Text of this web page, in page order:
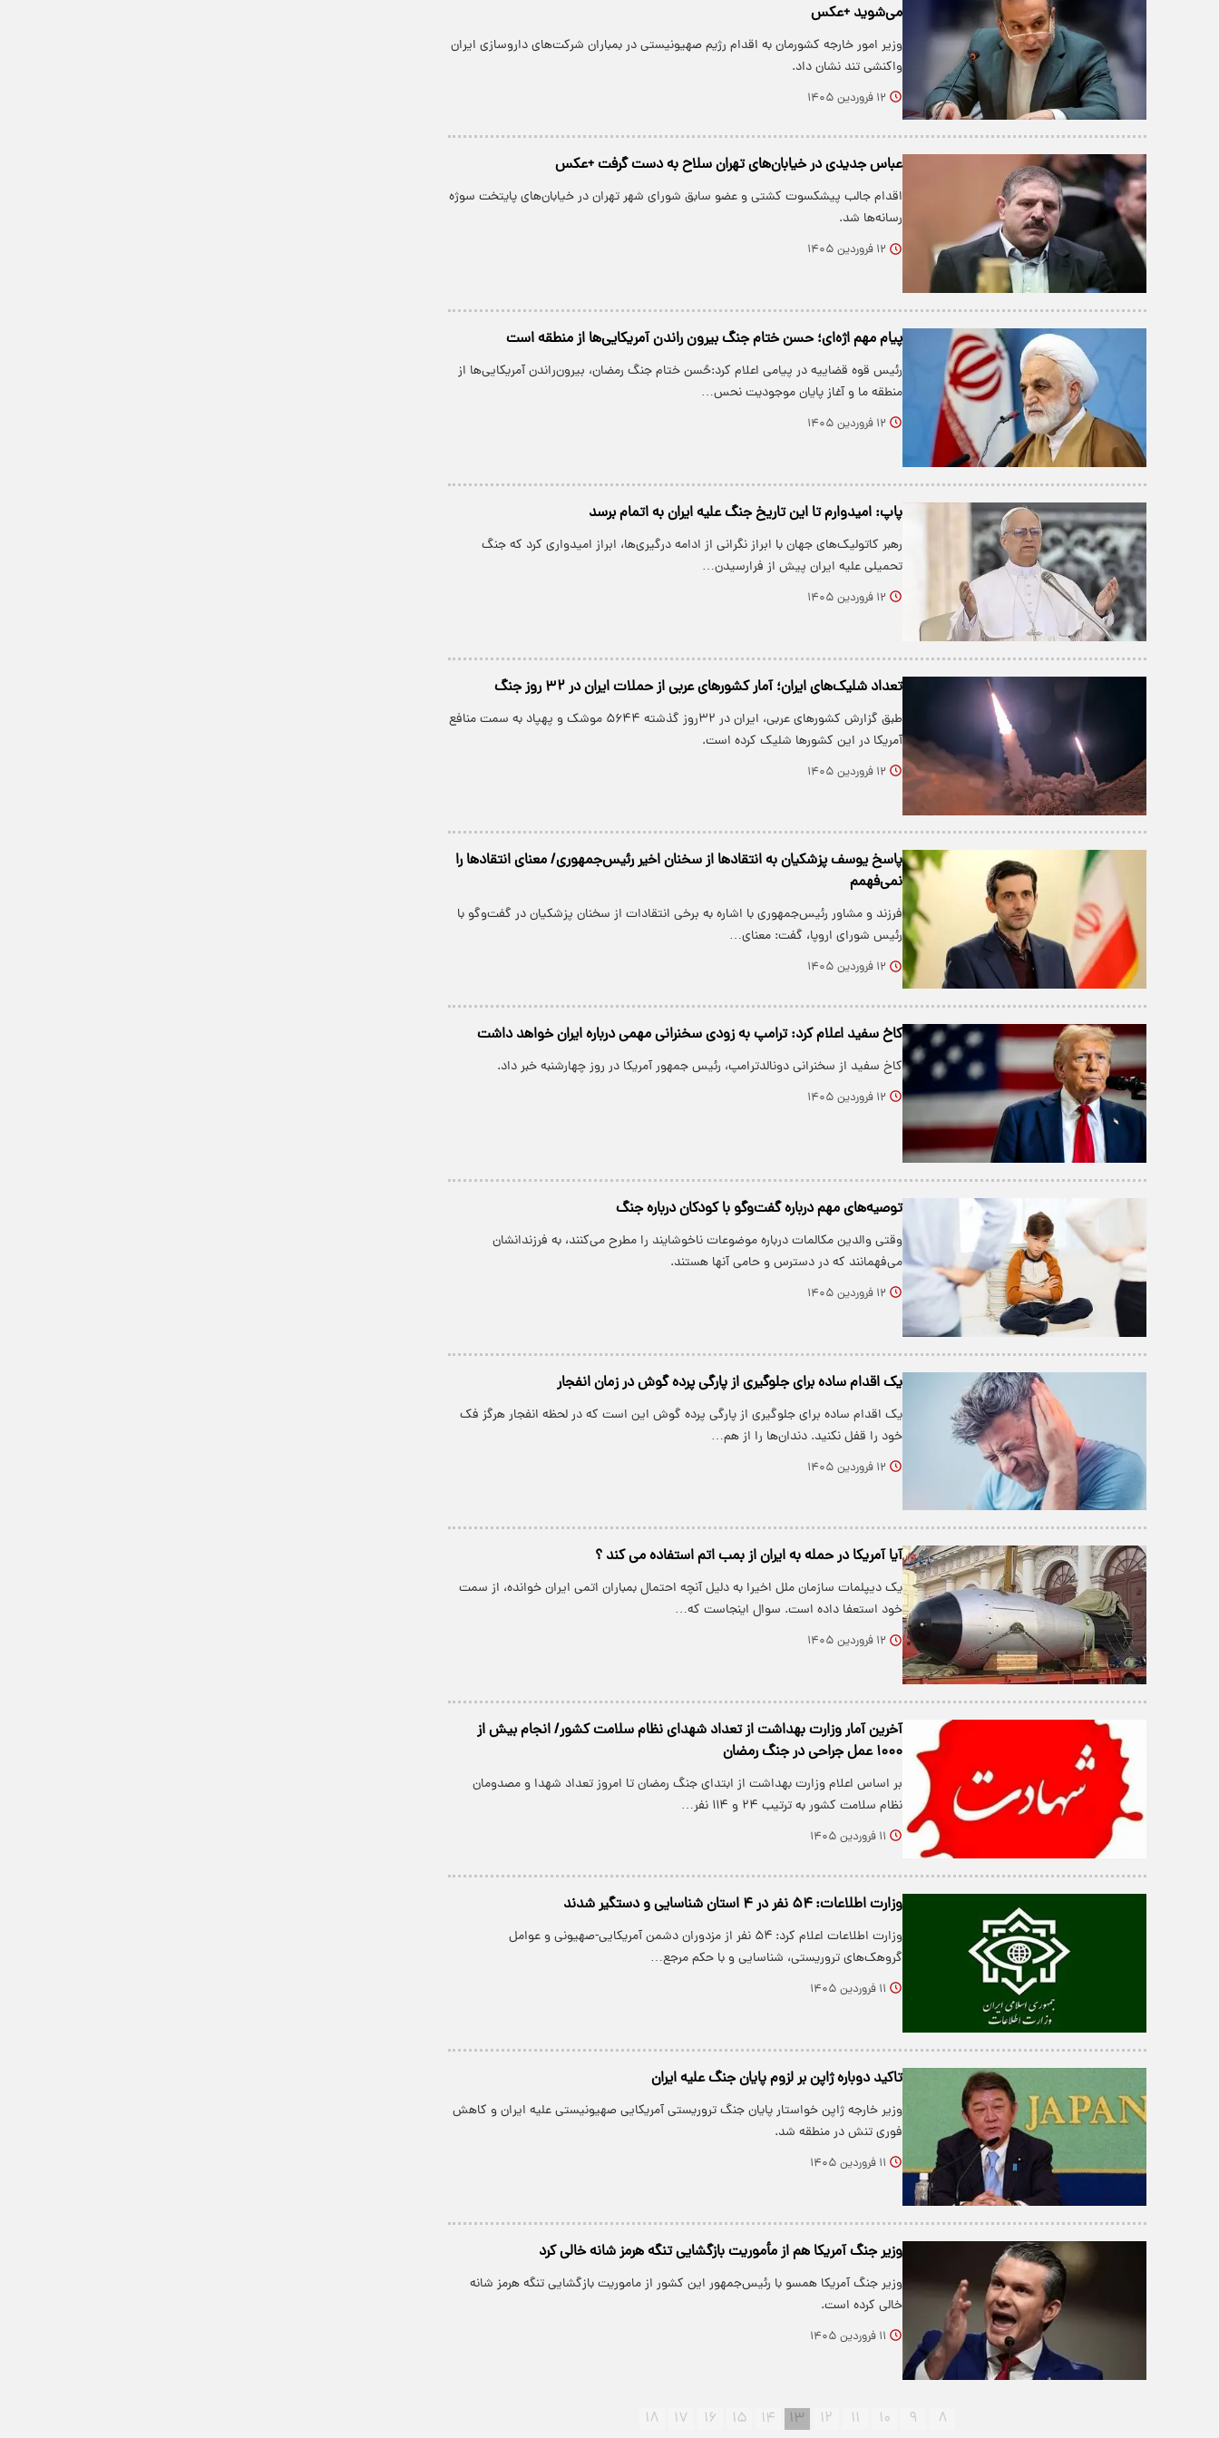
می‌شوید +عکس
وزیر امور خارجه کشورمان به اقدام رژیم صهیونیستی در بمباران شرکت‌های داروسازی ایران
واکنشی تند نشان داد.
۱۲ فروردین ۱۴۰۵
عباس جدیدی در خیابان‌های تهران سلاح به دست گرفت +عکس
اقدام جالب پیشکسوت کشتی و عضو سابق شورای شهر تهران در خیابان‌های پایتخت سوژه
رسانه‌ها شد.
۱۲ فروردین ۱۴۰۵
پیام مهم اژه‌ای؛ حسن ختام جنگ بیرون راندن آمریکایی‌ها از منطقه است
رئیس قوه قضاییه در پیامی اعلام کرد:حُسن ختام جنگ رمضان، بیرون‌راندن آمریکایی‌ها از
منطقه ما و آغاز پایان موجودیت نحس…
۱۲ فروردین ۱۴۰۵
پاپ: امیدوارم تا این تاریخ جنگ علیه ایران به اتمام برسد
رهبر کاتولیک‌های جهان با ابراز نگرانی از ادامه درگیری‌ها، ابراز امیدواری کرد که جنگ
تحمیلی علیه ایران پیش از فرارسیدن…
۱۲ فروردین ۱۴۰۵
تعداد شلیک‌های ایران؛ آمار کشورهای عربی از حملات ایران در ۳۲ روز جنگ
طبق گزارش کشورهای عربی، ایران در ۳۲روز گذشته ۵۶۴۴ موشک و پهپاد به سمت منافع
آمریکا در این کشورها شلیک کرده است.
۱۲ فروردین ۱۴۰۵
پاسخ یوسف پزشکیان به انتقادها از سخنان اخیر رئیس‌جمهوری/ معنای انتقادها را
نمی‌فهمم
فرزند و مشاور رئیس‌جمهوری با اشاره به برخی انتقادات از سخنان پزشکیان در گفت‌وگو با
رئیس شورای اروپا، گفت: معنای…
۱۲ فروردین ۱۴۰۵
کاخ سفید اعلام کرد: ترامپ به زودی سخنرانی مهمی درباره ایران خواهد داشت
کاخ سفید از سخنرانی دونالدترامپ، رئیس جمهور آمریکا در روز چهارشنبه خبر داد.
۱۲ فروردین ۱۴۰۵
توصیه‌های مهم درباره گفت‌و‌گو با کودکان درباره جنگ
وقتی والدین مکالمات درباره موضوعات ناخوشایند را مطرح می‌کنند، به فرزندانشان
می‌فهمانند که در دسترس و حامی آنها هستند.
۱۲ فروردین ۱۴۰۵
یک اقدام ساده برای جلوگیری از پارگی پرده گوش در زمان انفجار
یک اقدام ساده برای جلوگیری از پارگی پرده گوش این است که در لحظه‌ انفجار هرگز فک
خود را قفل نکنید. دندان‌ها را از هم…
۱۲ فروردین ۱۴۰۵
آیا آمریکا در حمله به ایران از بمب اتم استفاده می کند ؟
یک دیپلمات سازمان ملل اخیرا به دلیل آنچه احتمال بمباران اتمی ایران خوانده، از سمت
خود استعفا داده است. سوال اینجاست که…
۱۲ فروردین ۱۴۰۵
آخرین آمار وزارت بهداشت از تعداد شهدای نظام سلامت کشور/ انجام بیش از
۱۰۰۰ عمل جراحی در جنگ رمضان
بر اساس اعلام وزارت بهداشت از ابتدای جنگ رمضان تا امروز تعداد شهدا و مصدومان
نظام سلامت کشور به ترتیب ۲۴ و ۱۱۴ نفر…
۱۱ فروردین ۱۴۰۵
وزارت اطلاعات: ۵۴ نفر در ۴ استان شناسایی و دستگیر شدند
وزارت اطلاعات اعلام کرد: ۵۴ نفر از مزدوران دشمن آمریکایی-صهیونی و عوامل
گروهک‌های تروریستی، شناسایی و با حکم مرجع…
۱۱ فروردین ۱۴۰۵
تاکید دوباره ژاپن بر لزوم پایان جنگ علیه ایران
وزیر خارجه ژاپن خواستار پایان جنگ تروریستی آمریکایی صهیونیستی علیه ایران و کاهش
فوری تنش در منطقه شد.
۱۱ فروردین ۱۴۰۵
وزیر جنگ آمریکا هم از مأموریت بازگشایی تنگه هرمز شانه خالی کرد
وزیر جنگ آمریکا همسو با رئیس‌جمهور این کشور از ماموریت بازگشایی تنگه هرمز شانه
خالی کرده است.‌
۱۱ فروردین ۱۴۰۵
۸ ۹ ۱۰ ۱۱ ۱۲ ۱۳ ۱۴ ۱۵ ۱۶ ۱۷ ۱۸